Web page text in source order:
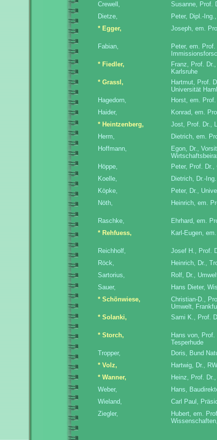
Crewell,
Susanne, Prof.
Dietze,
Peter, Dipl.-
* Egger,
Joseph, em.
Fabian,
Peter, em.
* Fiedler,
Franz, Prof.
Karlsruhe
* Grassl,
Hartmut, Prof.
Universität
Hagedorn,
Horst, em.
Haider,
Konrad, em.
* Heintzenberg,
Jost, Prof. Dr.,
Herm,
Dietrich, em.
Hoffmann,
Egon, Dr.,
Höppe,
Peter, Prof.
Koelle,
Dietrich, Dr.-
Köpke,
Peter, Dr.,
Nöth,
Heinrich, em.
Raschke,
Ehrhard, em.
* Rehfuess,
Karl-Eugen,
Reichholf,
Josef H., Prof.
Röck,
Heinrich, Dr.,
Sartorius,
Rolf, Dr.,
Sauer,
Hans Dieter,
* Schönwiese,
Christian-D.,
Umwelt,
* Solanki,
Sami K., Prof.
* Storch,
Hans von,
Tesperhude
Tropper,
Doris, Bund
* Volz,
Hartwig, Dr.,
* Wanner,
Heinz, Prof.
Weber,
Hans,
Wieland,
Carl Paul,
Ziegler,
Hubert, em.